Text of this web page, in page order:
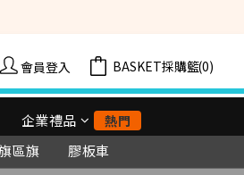
會員登入 購物車(0)
企業禮品 熱門
區旗 膠板車